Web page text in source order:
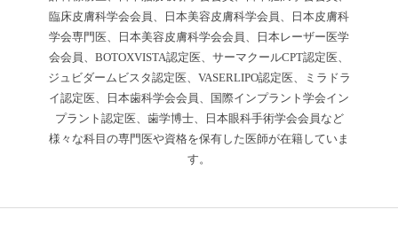
臨床皮膚科学会会員、日本美容皮膚科学会員、日本皮膚科
学会専門医、日本美容皮膚科学会会員、日本レーザー医学
会会員、BOTOXVISTA認定医、サーマクールCPT認定医、
ジュビダームビスタ認定医、VASERLIPO認定医、ミラドラ
イ認定医、日本歯科学会会員、国際インプラント学会イン
プラント認定医、歯学博士、日本眼科手術学会会員など
様々な科目の専門医や資格を保有した医師が在籍していま
す。